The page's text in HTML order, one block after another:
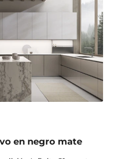
en negro mate